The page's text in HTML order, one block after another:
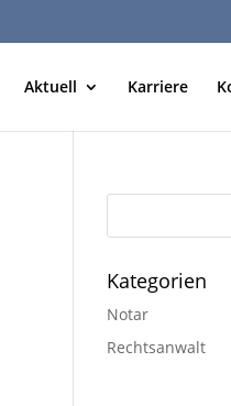
Aktuell Karriere
Kategorien
Notar
Rechtsanwalt